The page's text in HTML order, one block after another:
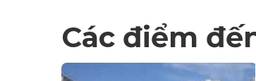
Các điểm